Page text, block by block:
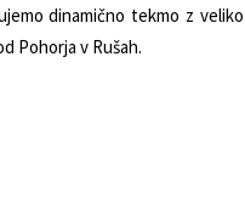
dinamično tekmo z veliko
Pohorja v Rušah.